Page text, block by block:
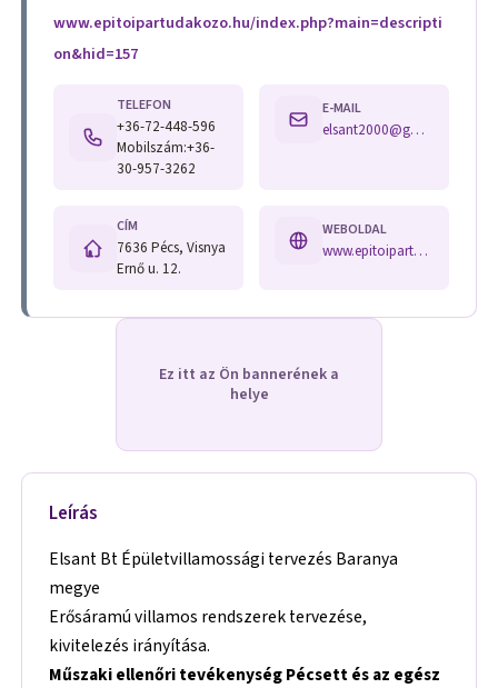
www.epitoipartudakozo.hu/index.php?main=descripti
on&hid=157
TELEFON
+36-72-448-596
Mobilszám:+36-
30-957-3262
E-MAIL
elsant2000@gmail.com
CÍM
7636 Pécs, Visnya
Ernő u. 12.
WEBOLDAL
www.epitoipartudakozo.hu/index.php?main=description&hid=157
Ez itt az Ön bannerének a
helye
Leírás
Elsant Bt Épületvillamossági tervezés Baranya
megye
Erősáramú villamos rendszerek tervezése,
kivitelezés irányítása.
Műszaki ellenőri tevékenységPécsett és az egész